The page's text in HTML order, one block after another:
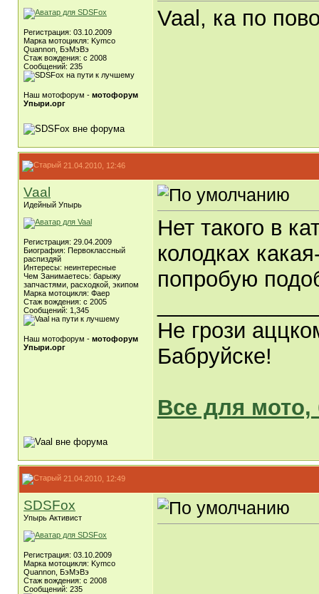
Регистрация: 03.10.2009
Марка мотоцикля: Kymco
Quannon, БэМэВэ
Стаж вождения: c 2008
Сообщений: 235
Наш мотофорум - мотофорум
Упыри.орг
Vaal, ка по
21.04.2010, 12:46
Vaal
Идейный Упырь
Регистрация: 29.04.2009
Биография: Первоклассный
распиздяй
Интересы: неинтересные
Чем Занимаетесь: барыжу
запчастями, расходкой, экипом
Марка мотоцикля: Фаер
Стаж вождения: с 2005
Сообщений: 1,345
Наш мотофорум - мотофорум
Упыри.орг
Нет такого в
колодках
попробую
Не грози
Бабруйске!
Все для мото,
21.04.2010, 12:49
SDSFox
Упырь Активист
Регистрация: 03.10.2009
Марка мотоцикля: Kymco
Quannon, БэМэВэ
Стаж вождения: c 2008
Сообщений: 235